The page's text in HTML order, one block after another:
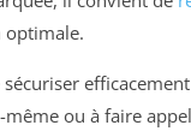
optimale.
même ou à faire